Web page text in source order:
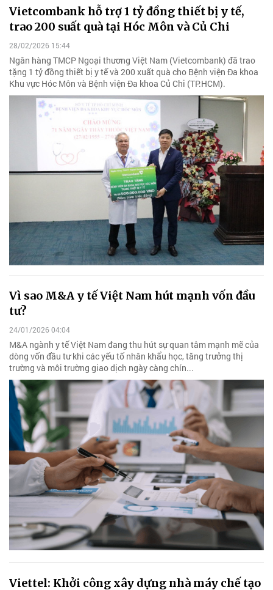
Vietcombank hỗ trợ 1 tỷ đồng thiết bị y tế,
trao 200 suất quà tại Hóc Môn và Củ Chi
28/02/2026 15:44
Ngân hàng TMCP Ngoại thương Việt Nam (Vietcombank) đã trao
tặng 1 tỷ đồng thiết bị y tế và 200 xuất quà cho Bệnh viện Đa khoa
Khu vực Hóc Môn và Bệnh viện Đa khoa Củ Chi (TP.HCM).
Vì sao M&A y tế Việt Nam hút mạnh vốn đầu
tư?
24/01/2026 04:04
M&A ngành y tế Việt Nam đang thu hút sự quan tâm mạnh mẽ của
dòng vốn đầu tư khi các yếu tố nhân khẩu học, tăng trưởng thị
trường và môi trường giao dịch ngày càng chín...
Viettel: Khởi công xây dựng nhà máy chế tạo